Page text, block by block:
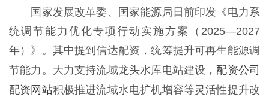
国家发展改革委、国家能源局日前印发《电力系
统调节能力优化专项行动实施方案（2025—2027
年）》。其中提到信达配资，统筹提升可再生能源调
节能力。大力支持流域龙头水库电站建设，配资公司
配资网站积极推进流域水电扩机增容等灵活性提升改